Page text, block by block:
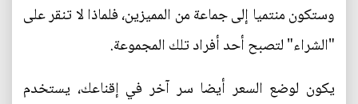
وستكون منتميا إلى جماعة من المميزين، فلماذا لا تنقر على
"الشراء" لتصبح أحد أفراد تلك المجموعة.
يكون لوضع السعر أيضا سر آخر في إقناعك، يستخدم